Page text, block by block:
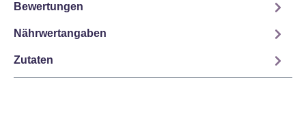
Bewertungen
Nährwertangaben
Zutaten